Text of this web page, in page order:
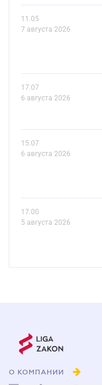
11.05
7 августа 2026
17.07
6 августа 2026
15.07
6 августа 2026
17.00
5 августа 2026
О КОМПАНИИ